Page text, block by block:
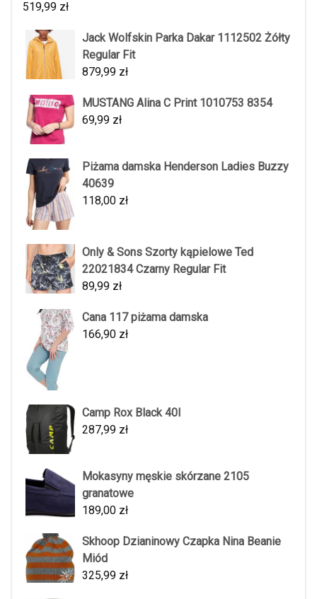
519,99 zł
Jack Wolfskin Parka Dakar 1112502 Żółty
Regular Fit
879,99 zł
MUSTANG Alina C Print 1010753 8354
69,99 zł
Piżama damska Henderson Ladies Buzzy
40639
118,00 zł
Only & Sons Szorty kąpielowe Ted
22021834 Czarny Regular Fit
89,99 zł
Cana 117 piżama damska
166,90 zł
Camp Rox Black 40l
287,99 zł
Mokasyny męskie skórzane 2105
granatowe
189,00 zł
Skhoop Dzianinowy Czapka Nina Beanie
Miód
325,99 zł